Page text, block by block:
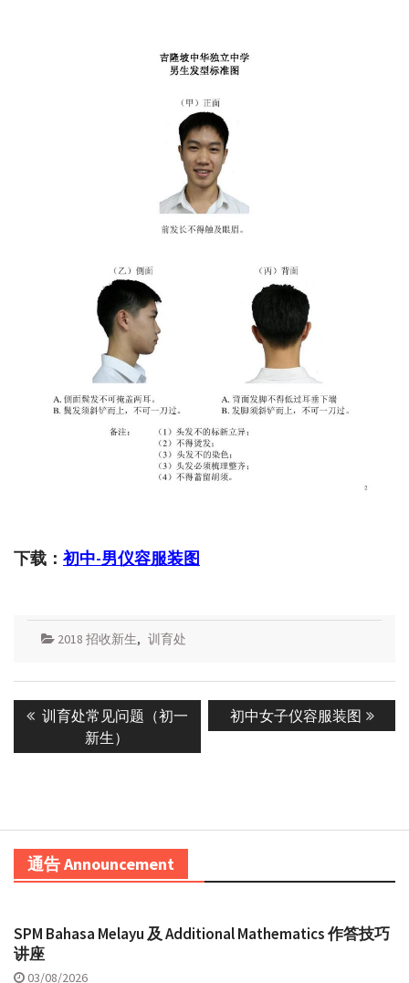
下载： 初中-男仪容服装图
2018 招收新生, 训育处
navigation
Previous
训育处常见问题（初一
新生）
Next
post:
初中女子仪容服装图
通告 Announcement
SPM Bahasa Melayu 及 Additional Mathematics 作答技巧
讲座
03/08/2026